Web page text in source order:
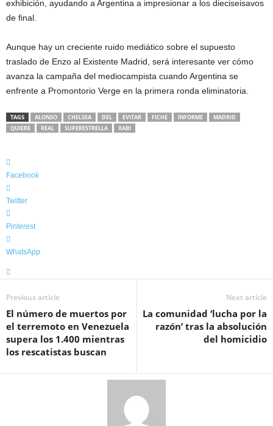
exhibición, ayudando a Argentina a impresionar a los dieciseisavos
de final.
Aunque hay un creciente ruido mediático sobre el supuesto
traslado de Enzo al Existente Madrid, será interesante ver cómo
avanza la campaña del mediocampista cuando Argentina se
enfrente a Promontorio Verge en la primera ronda eliminatoria.
TAGS ALONSO CHELSEA DEL EVITAR FICHE INFORME
MADRID
QUIERE
REAL SUPERESTRELLA XABI
Facebook
Twitter
Pinterest
WhatsApp
Previous article
El número de muertos por
el terremoto en Venezuela
supera los 1.400 mientras
los rescatistas buscan
Next article
La comunidad ‘lucha por la
razón’ tras la absolución
del homicidio